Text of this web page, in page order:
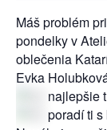
Máš problém
pondelky v
oblečenia
Evka
najlepšie
poradí ti s